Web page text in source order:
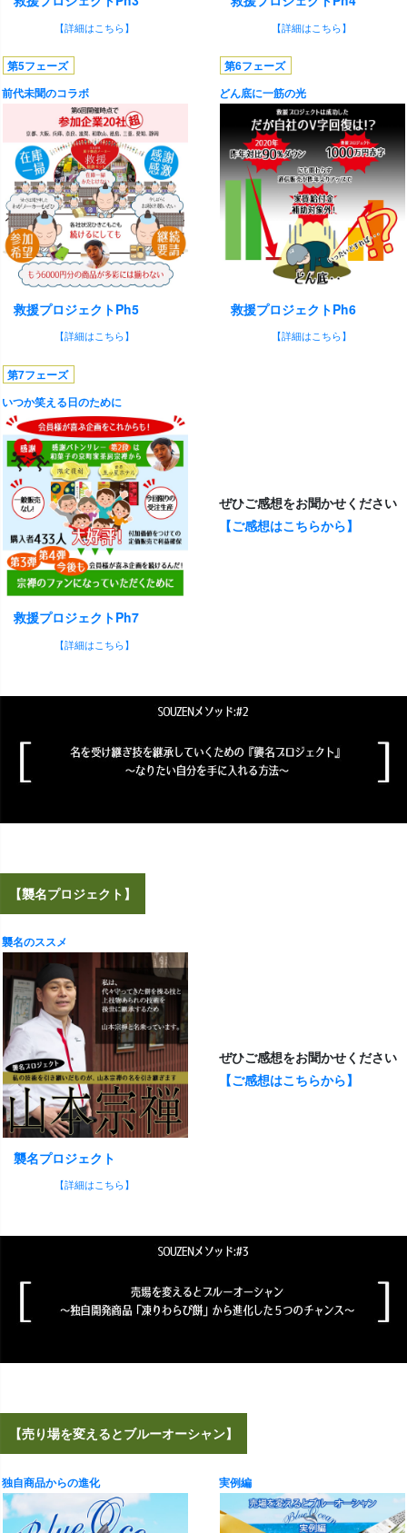
【詳細はこちら】 【詳細はこちら】
第5フェーズ
前代未聞のコラボ
救援プロジェクトPh5
【詳細はこちら】
第6フェーズ
どん底に一筋の光
救援プロジェクトPh6
【詳細はこちら】
第7フェーズ
いつか笑える日のために
救援プロジェクトPh7
【詳細はこちら】
ぜひご感想をお聞かせください
【ご感想はこちらから】
【襲名プロジェクト】
襲名のススメ
襲名プロジェクト
【詳細はこちら】
ぜひご感想をお聞かせください
【ご感想はこちらから】
【売り場を変えるとブルーオーシャン】
独自商品からの進化 実例編